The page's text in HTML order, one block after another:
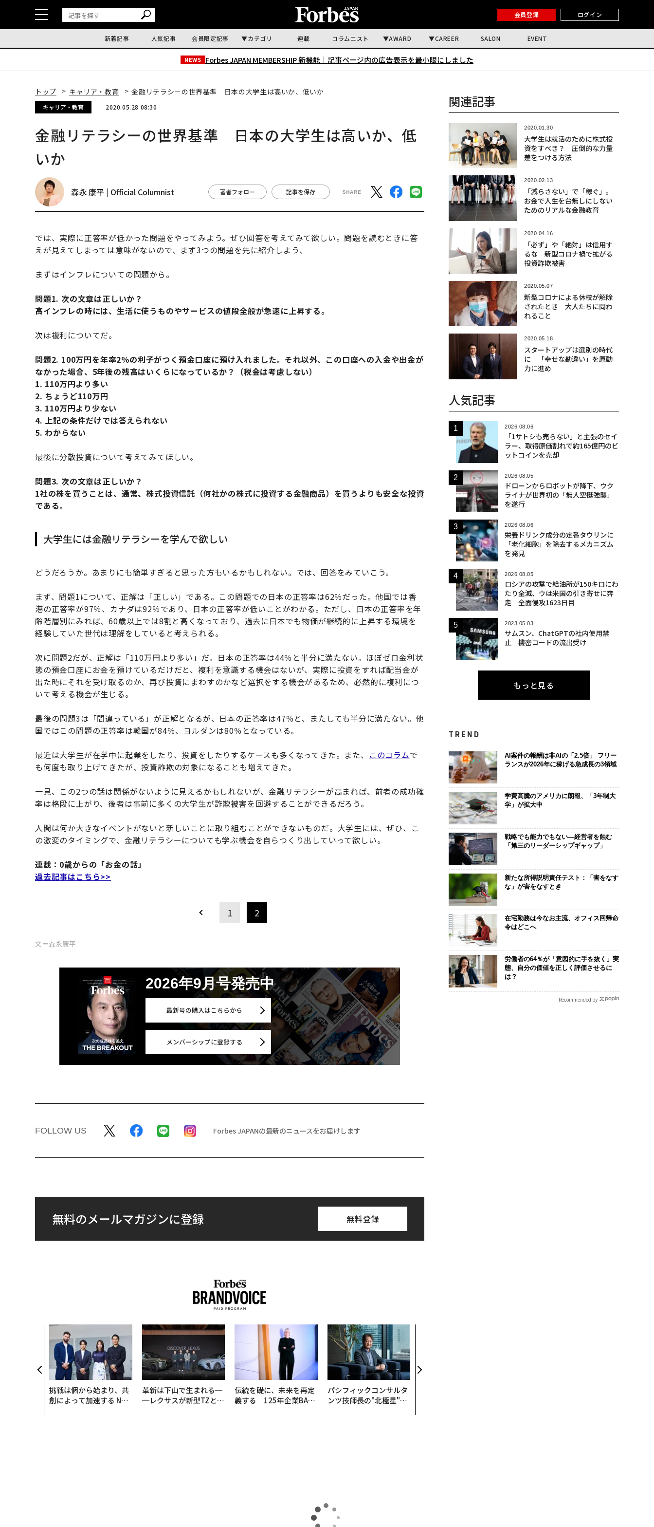
会員登録 ログイン
新着記事 人気記事 会員限定記事 カテゴリ 連載 コラムニスト AWARD CAREER SALON EVENT
NEWS Forbes JAPAN MEMBERSHIP 新機能｜ 記事ページ内の広告表示を最小限にしました
トップ キャリア・教育 金融リテラシーの世界基準 日本の大学生は高いか、低いか
キャリア・教育 2020.05.28 08:30
金融リテラシーの世界基準 日本の大学生は高いか、低
いか
森永 康平 | Official Columnist 著者フォロー 記事を保存
では、実際に正答率が低かった問題をやってみよう。ぜひ回答を考えてみて欲しい。問題を読むときに答
えが見えてしまっては意味がないので、まず3つの問題を先に紹介しよう、
まずはインフレについての問題から。
問題1. 次の文章は正しいか？
高インフレの時には、生活に使うものやサービスの値段全般が急速に上昇する。
次は複利についてだ。
問題2. 100万円を年率2％の利子がつく預金口座に預け入れました。それ以外、この口座への入金や出金が
なかった場合、5年後の残高はいくらになっているか？（税金は考慮しない）
1. 110万円より多い
2. ちょうど110万円
3. 110万円より少ない
4. 上記の条件だけでは答えられない
5. わからない
最後に分散投資について考えてみてほしい。
問題3. 次の文章は正しいか？
1社の株を買うことは、通常、株式投資信託（何社かの株式に投資する金融商品）を買うよりも安全な投資
である。
大学生には金融リテラシーを学んで欲しい
どうだろうか。あまりにも簡単すぎると思った方もいるかもしれない。では、回答をみていこう。
まず、問題1について、正解は「正しい」である。この問題での日本の正答率は62％だった。他国では香
港の正答率が97％、カナダは92％であり、日本の正答率が低いことがわかる。ただし、日本の正答率を年
齢階層別にみれば、60歳以上では8割と高くなっており、過去に日本でも物価が継続的に上昇する環境を
経験していた世代は理解をしていると考えられる。
次に問題2だが、正解は「110万円より多い」だ。日本の正答率は44％と半分に満たない。ほぼゼロ金利状
態の預金口座にお金を預けているだけだと、複利を意識する機会はないが、実際に投資をすれば配当金が
出た時にそれを受け取るのか、再び投資にまわすのかなど選択をする機会があるため、必然的に複利につ
いて考える機会が生じる。
最後の問題3は「間違っている」が正解となるが、日本の正答率は47％と、またしても半分に満たない。他
国ではこの問題の正答率は韓国が84％、ヨルダンは80％となっている。
最近は大学生が在学中に起業をしたり、投資をしたりするケースも多くなってきた。また、 このコラムで
も何度も取り上げてきたが、投資詐欺の対象になることも増えてきた。
一見、この2つの話は関係がないように見えるかもしれないが、金融リテラシーが高まれば、前者の成功確
率は格段に上がり、後者は事前に多くの大学生が詐欺被害を回避することができるだろう。
人間は何か大きなイベントがないと新しいことに取り組むことができないものだ。大学生には、ぜひ、こ
の激変のタイミングで、金融リテラシーについても学ぶ機会を自らつくり出していって欲しい。
連載：0歳からの「お金の話」
過去記事はこちら>>
1 2
文＝森永康平
2026年9月号発売中
最新号の購入はこちらから
メンバーシップに登録する
FOLLOW US Forbes JAPANの最新のニュースをお届けします
無料のメールマガジンに登録 無料登録
挑戦は個から始まり、共
創によって加速する NOR
革新は下山で生まれる─
─レクサスが新型TZとE
伝統を礎に、未来を再定
義する 125年企業BAT
パシフィックコンサルタ
ンツ技師長の"北極星"。
く”企業へ【NTTドコモ
関連記事
2020.01.30
大学生は就活のために株式投
資をすべき？ 圧倒的な力量
差をつける方法
2020.02.13
「減らさない」で「稼ぐ」。
お金で人生を台無しにしない
ためのリアルな金融教育
2020.04.16
「必ず」や「絶対」は信用す
るな 新型コロナ禍で拡がる
投資詐欺被害
2020.05.07
新型コロナによる休校が解除
されたとき 大人たちに問わ
れること
2020.05.18
スタートアップは選別の時代
に 「幸せな勘違い」を原動
力に進め
人気記事
2026.08.06
「1サトシも売らない」と主張のセイ
ラー、取得原価割れで約165億円のビ
ットコインを売却
2026.08.05
ドローンからロボットが降下、ウク
ライナが世界初の「無人空挺強襲」
を遂行
2026.08.06
栄養ドリンク成分の定番タウリンに
「老化細胞」を除去するメカニズム
を発見
2026.08.05
ロシアの攻撃で給油所が150キロにわ
たり全滅、ウは米国の引き寄せに奔
走 全面侵攻1623日目
2023.05.03
サムスン、ChatGPTの社内使用禁
止 機密コードの流出受け
もっと見る
TREND
AI案件の報酬は非AIの「2.5倍」 フリー
ランスが2026年に稼げる急成長の3領域
学費高騰のアメリカに朗報、「3年制大
学」が拡大中
戦略でも能力でもない―経営者を蝕む
「第三のリーダーシップギャップ」
新たな所得説明責任テスト：「害をなす
な」が害をなすとき
在宅勤務は今なお主流、オフィス回帰命
令はどこへ
労働者の64％が「意図的に手を抜く」実
態、自分の価値を正しく評価させるに
は？
Recommended by